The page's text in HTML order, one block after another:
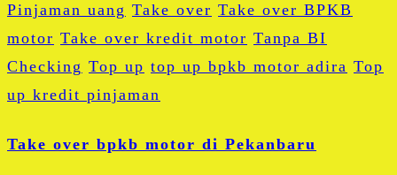
Pinjaman uang Take over Take over BPKB
motor Take over kredit motor Tanpa BI
Checking Top up top up bpkb motor adira Top
up kredit pinjaman
Take over bpkb motor di Pekanbaru